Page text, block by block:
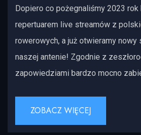
Dopiero co pożegnaliśmy 2023 rok
repertuarem live streamów z
rowerowych, a już otwieramy nowy
naszej antenie! Zgodnie z
zapowiedziami bardzo mocno
ZOBACZ WIĘCEJ